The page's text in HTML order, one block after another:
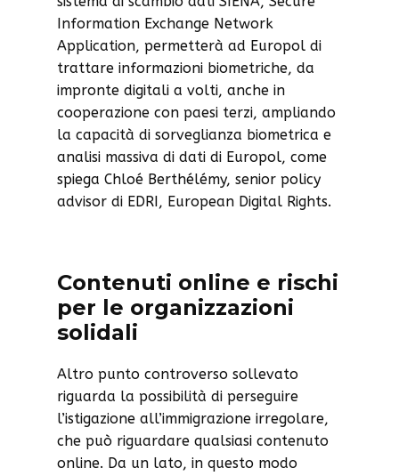
Information Exchange Network
Application, permetterà ad Europol di
trattare informazioni biometriche, da
impronte digitali a volti, anche in
cooperazione con paesi terzi, ampliando
la capacità di sorveglianza biometrica e
analisi massiva di dati di Europol, come
spiega Chloé Berthélémy, senior policy
advisor di EDRI, European Digital Rights.
Contenuti online e rischi
per le organizzazioni
solidali
Altro punto controverso sollevato
riguarda la possibilità di perseguire
l’istigazione all’immigrazione irregolare,
che può riguardare qualsiasi contenuto
online. Da un lato, in questo modo